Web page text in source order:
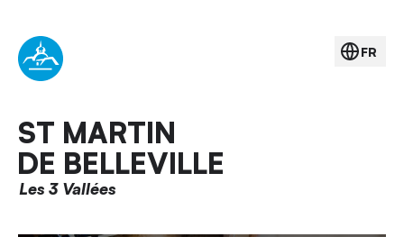
ST MARTIN
DE BELLEVILLE
Les 3 Vallées
FR